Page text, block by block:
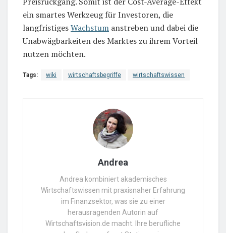
ein smartes Werkzeug für Investoren, die
langfristigesWachstum anstreben und dabei die
Unabwägbarkeiten des Marktes zu ihrem Vorteil
nutzen möchten.
Tags: wiki wirtschaftsbegriffe wirtschaftswissen
Andrea
Andrea kombiniert akademisches
Wirtschaftswissen mit praxisnaher Erfahrung
im Finanzsektor, was sie zu einer
herausragenden Autorin auf
Wirtschaftsvision.de macht. Ihre berufliche